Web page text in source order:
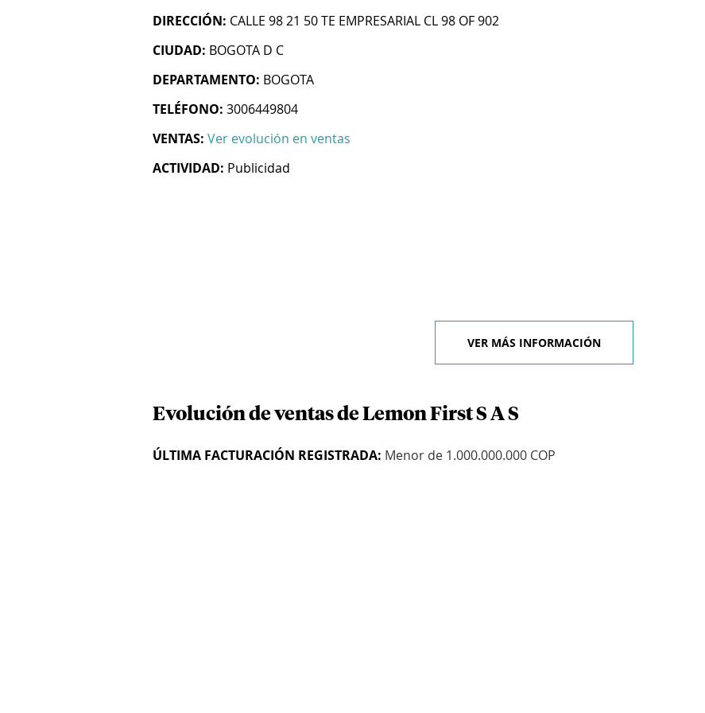
DIRECCIÓN: CALLE 98 21 50 TE EMPRESARIAL CL 98 OF 902
CIUDAD: BOGOTA D C
DEPARTAMENTO: BOGOTA
TELÉFONO: 3006449804
VENTAS: Ver evolución en ventas
ACTIVIDAD: Publicidad
VER MÁS INFORMACIÓN
Evolución de ventas de Lemon First S A S
ÚLTIMA FACTURACIÓN REGISTRADA: Menor de 1.000.000.000 COP